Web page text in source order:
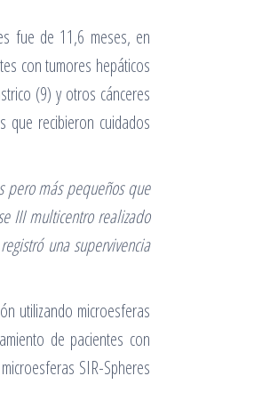
fue de 11,6 meses, en
con tumores hepáticos
(9) y otros cánceres
que recibieron cuidados
pero más pequeños que
III multicentro realizado
una supervivencia
utilizando microesferas
de pacientes con
SIR-Spheres